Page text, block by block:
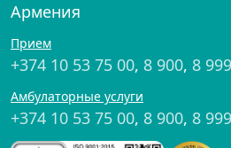
Армения
Прием
+374 10 53 75 00, 8 900, 8 999
Амбулаторные услуги
+374 10 53 75 00, 8 900, 8 999